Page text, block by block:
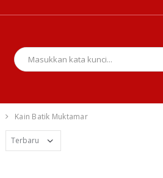
Kain Batik Muktamar